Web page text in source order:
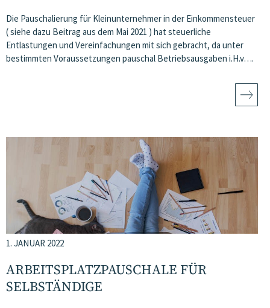
Die Pauschalierung für Kleinunternehmer in der Einkommensteuer
( siehe dazu Beitrag aus dem Mai 2021 ) hat steuerliche
Entlastungen und Vereinfachungen mit sich gebracht, da unter
bestimmten Voraussetzungen pauschal Betriebsausgaben i.H.v….
1. JANUAR 2022
ARBEITSPLATZPAUSCHALE FÜR
SELBSTÄNDIGE